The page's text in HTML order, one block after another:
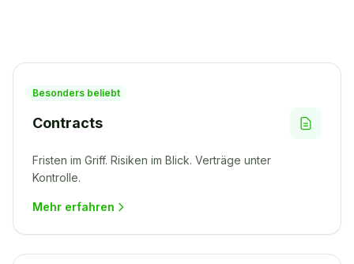
Besonders beliebt
Contracts
Fristen im Griff. Risiken im Blick. Verträge unter
Kontrolle.
Mehr erfahren